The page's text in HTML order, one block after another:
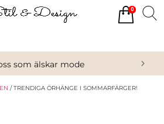
som älskar mode
/ TRENDIGA ÖRHÄNGE I SOMMARFÄRGER!
0